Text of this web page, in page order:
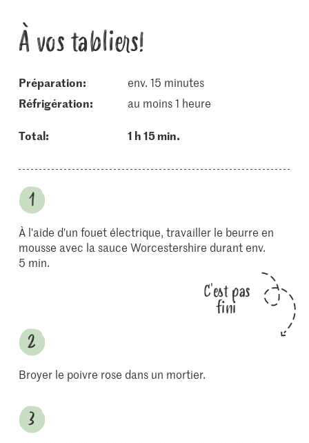
À vos tabliers!
Préparation:
env. 15 minutes
réfrigération:
au moins 1 heure
Total: 1 h 15 min.
À l'aide d'un fouet électrique, travailler le beurre en
mousse avec la sauce Worcestershire durant env.
5 min.
C'est pas
fini
Broyer le poivre rose dans un mortier.